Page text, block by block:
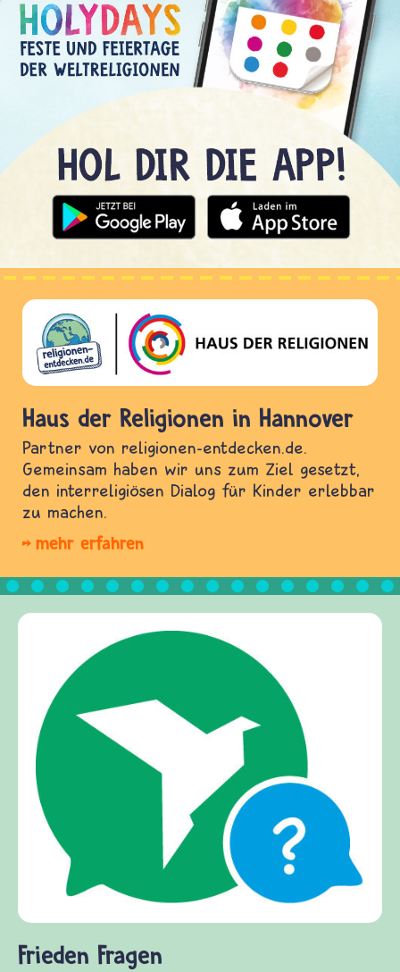
Haus der Religionen in Hannover
Partner von religionen-entdecken.de.
Gemeinsam haben wir uns zum Ziel gesetzt,
den interreligiösen Dialog für Kinder erlebbar
zu machen.
mehr erfahren
Frieden Fragen